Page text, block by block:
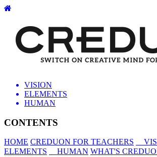
VISION
ELEMENTS
HUMAN
CONTENTS
HOME CREDUON FOR TEACHERS
ELEMENTS
HUMAN WHAT'S